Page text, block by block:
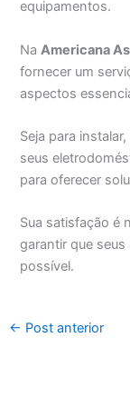
equipamentos.
Na Americana
fornecer um
aspectos
Seja para
seus
para oferecer
Sua satisfação é
garantir que
possível.
← Post anterior